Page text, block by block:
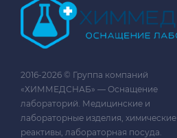
2016-2026 © Группа компаний
«ХИММЕДСНАБ» — Оснащение
лабораторий. Медицинские и
лабораторные изделия, химические
реактивы, лабораторная посуда.